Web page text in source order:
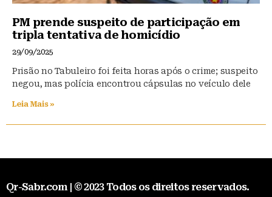
PM prende suspeito de participação em
tripla tentativa de homicídio
29/09/2025
Prisão no Tabuleiro foi feita horas após o crime; suspeito
negou, mas polícia encontrou cápsulas no veículo dele
Leia Mais »
Qr-Sabr.com | © 2023 Todos os direitos reservados.